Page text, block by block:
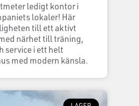
ledigt kontor i
lokaler! Här
till ett aktivt
närhet till träning,
service i ett helt
med modern känsla.